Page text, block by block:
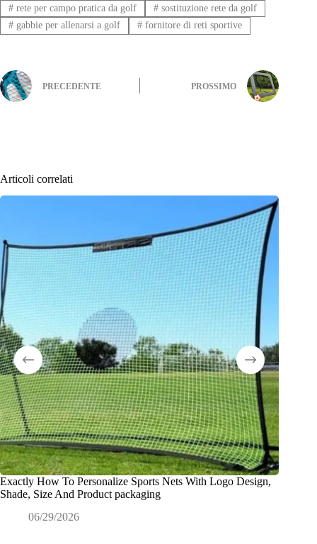
#rete per campo pratica da golf #sostituzione rete da golf
#gabbie per allenarsi a golf #fornitore di reti sportive
PRECEDENTE PROSSIMO
Articoli correlati
Exactly How To Personalize Sports Nets With Logo Design,
Shade, Size And Product packaging
06/29/2026